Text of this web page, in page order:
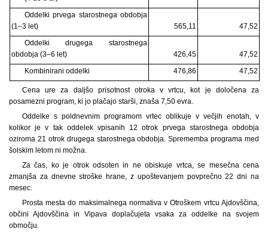
Oddelki prvega starostnega obdobja
(1–3 let)
565,11
47,52
Oddelki drugega starostnega
obdobja (3–6 let)
426,45
47,52
Kombinirani oddelki
476,86 47,52
Cena ure za daljšo prisotnost otroka v vrtcu, kot je določena za
posamezni program, ki jo plačajo starši, znaša 7,50 evra.
Oddelke s poldnevnim programom vrtec oblikuje v večjih enotah, v
kolikor je v tak oddelek vpisanih 12 otrok prvega starostnega obdobja
oziroma 21 otrok drugega starostnega obdobja. Sprememba programa med
šolskim letom ni možna.
Za čas, ko je otrok odsoten in ne obiskuje vrtca, se mesečna cena
zmanjša za dnevne stroške hrane, z upoštevanjem povprečno 22 dni na
mesec.
Prosta mesta do maksimalnega normativa v Otroškem vrtcu Ajdovščina,
občini Ajdovščina in Vipava doplačujeta vsaka za oddelke na svojem
območju.